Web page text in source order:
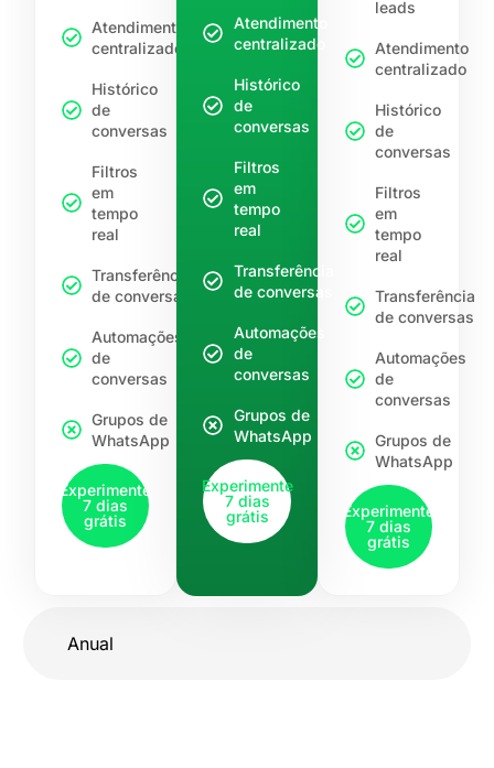
Anual
Atendimento
centralizado
Histórico
de
conversas
Filtros
em
tempo
real
Transferência
de conversas
Automações
de
conversas
Grupos de
WhatsApp
Experimente
7 dias
grátis
Atendimento
centralizado
Histórico
de
conversas
Filtros
em
tempo
real
Transferência
de conversas
Automações
de
conversas
Grupos de
WhatsApp
Experimente
7 dias
grátis
leads
Atendimento
centralizado
Histórico
de
conversas
Filtros
em
tempo
real
Transferência
de conversas
Automações
de
conversas
Grupos de
WhatsApp
Experimente
7 dias
grátis